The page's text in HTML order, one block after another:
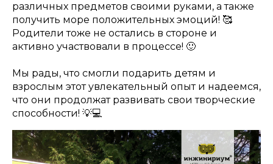
различных предметов своими руками, а также
получить море положительных эмоций! 🥰
Родители тоже не остались в стороне и
активно участвовали в процессе! 🙂
Мы рады, что смогли подарить детям и
взрослым этот увлекательный опыт и надеемся,
что они продолжат развивать свои творческие
способности! 💡💻